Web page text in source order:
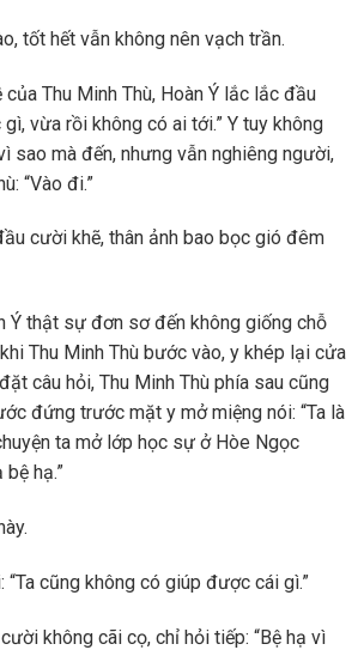
tốt hết vẫn không nên vạch trần.
Thu Minh Thù, Hoàn Ý lắc lắc đầu
gì, vừa rồi không có ai tới.” Y tuy không
sao mà đến, nhưng vẫn nghiêng người,
“Vào đi.”
cười khẽ, thân ảnh bao bọc gió đêm
Ý thật sự đơn sơ đến không giống chỗ
Thu Minh Thù bước vào, y khép lại cửa
câu hỏi, Thu Minh Thù phía sau cũng
đứng trước mặt y mở miệng nói: “Ta là
ta mở lớp học sự ở Hòe Ngọc
hạ.”
“Ta cũng không có giúp được cái gì.”
không cãi cọ, chỉ hỏi tiếp: “Bệ hạ vì